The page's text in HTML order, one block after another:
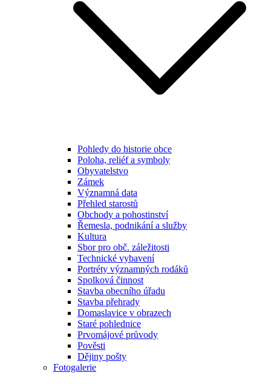
Pohledy do historie obce
Poloha, reliéf a symboly
Obyvatelstvo
Zámek
Významná data
Přehled starostů
Obchody a pohostinství
Řemesla, podnikání a služby
Kultura
Sbor pro obč. záležitosti
Technické vybavení
Portréty významných rodáků
Spolková činnost
Stavba obecního úřadu
Stavba přehrady
Domaslavice v obrazech
Staré pohlednice
Prvomájové průvody
Pověsti
Dějiny pošty
Fotogalerie